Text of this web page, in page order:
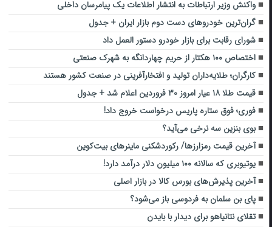
واکنش وزیر ارتباطات به انتشار اطلاعات یک پیامرسان داخلی
گران‌ترین خودروهای دست دوم بازار ایران + جدول
شورای رقابت برای بازار خودرو دستور العمل داد
اختصاص ۱۰۰ هکتار از حریم چهاردانگه به شهرک صنعتی
کارگران؛ طلایه‌داران تولید و افتخارآفرینی در صنعت کشور هستند
قیمت طلا ۱۸ عیار امروز ۳۰ فروردین اعلام شد + جدول
فوری؛ فوق ستاره پاریس درخواست خروج داد!
بوی بنزین سه نرخی می‌آید؟
آخرین قیمت رمزارزها/ رکوردشکنی ماینر‌های بیت‌کوین
یوتیوبری که سالانه ۱۰۰ میلیون دلار درآمد دارد!
آخرین پذیرش‌های بورس کالا در بازار اصلی
پای بن سلمان به فردوسی باز می‌شود؟
تقلای نتانیاهو برای دیدار با بایدن